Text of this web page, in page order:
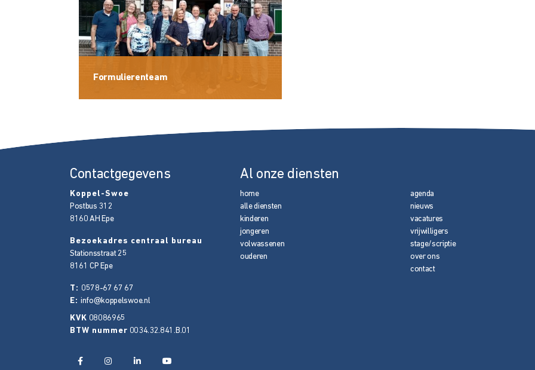
Formulierenteam
Contactgegevens
Koppel-Swoe
Postbus 312
8160 AH Epe
Bezoekadres centraal bureau
Stationsstraat 25
8161 CP Epe
T: 0578-67 67 67
E: info@koppelswoe.nl
KVK 08086965
BTW nummer 0034.32.841.B.01
Al onze diensten
home
alle diensten
kinderen
jongeren
volwassenen
ouderen
agenda
nieuws
vacatures
vrijwilligers
stage/scriptie
over ons
contact